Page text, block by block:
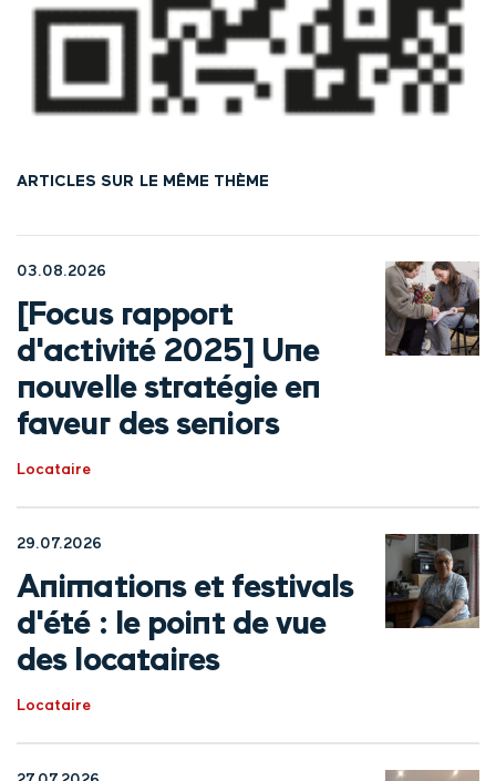
ARTICLES SUR LE MÊME THÈME
03.08.2026
[Focus rapport
d'activité 2025] Une
nouvelle stratégie en
faveur des seniors
Locataire
29.07.2026
Animations et festivals
d'été : le point de vue
des locataires
Locataire